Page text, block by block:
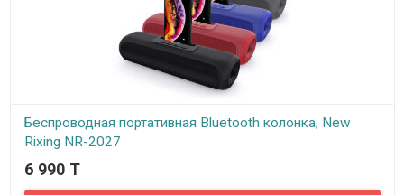
Беспроводная портативная Bluetooth колонка, New
Rixing NR-2027
В наличии
6 990 T